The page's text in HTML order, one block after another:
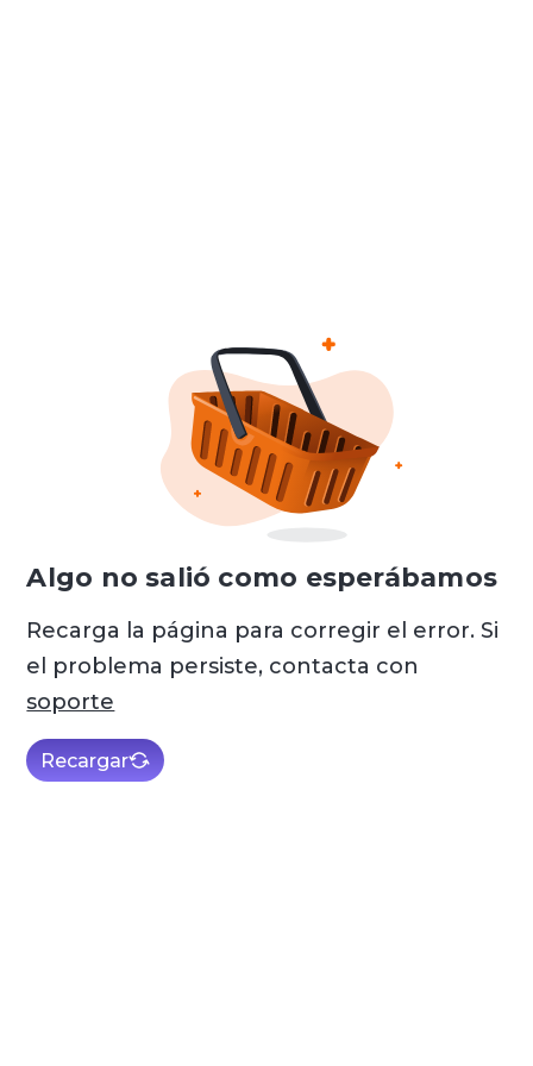
Algo no salió como esperábamos
Recarga la página para corregir el error. Si
el problema persiste, contacta con
soporte
Recargar